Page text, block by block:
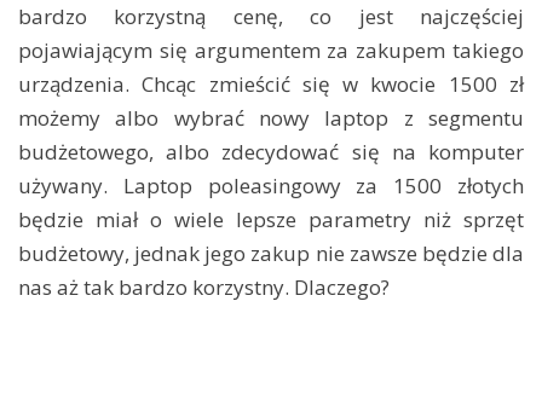
bardzo korzystną cenę, co jest najczęściej
pojawiającym się argumentem za zakupem takiego
urządzenia. Chcąc zmieścić się w kwocie 1500 zł
możemy albo wybrać nowy laptop z segmentu
budżetowego, albo zdecydować się na komputer
używany. Laptop poleasingowy za 1500 złotych
będzie miał o wiele lepsze parametry niż sprzęt
budżetowy, jednak jego zakup nie zawsze będzie dla
nas aż tak bardzo korzystny. Dlaczego?